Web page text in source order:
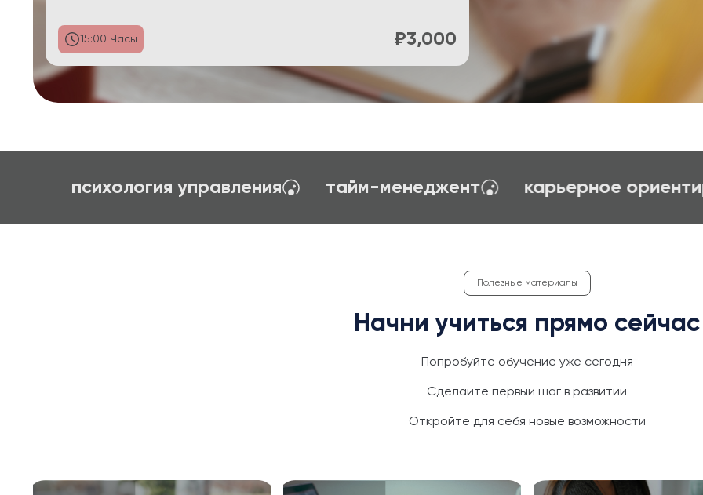
29:58 Часы ₽900
первый шаг в профессию создание сайтов на TILDA
Полезные материалы
Начни учиться прямо сейчас
Попробуйте обучение уже сегодня
Сделайте первый шаг в развитии
Откройте для себя новые возможности